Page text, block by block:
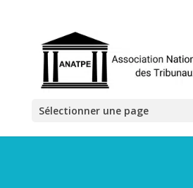
Sélectionner une page